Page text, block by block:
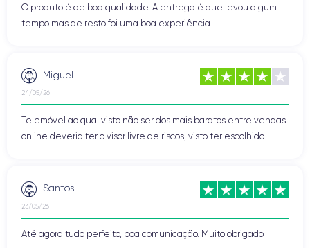
O produto é de boa qualidade. A entrega é que levou algum
tempo mas de resto foi uma boa experiência.
Miguel
24/05/26
Telemóvel ao qual visto não ser dos mais baratos entre vendas
online deveria ter o visor livre de riscos, visto ter escolhido ...
Santos
23/05/26
Até agora tudo perfeito, boa comunicação. Muito obrigado